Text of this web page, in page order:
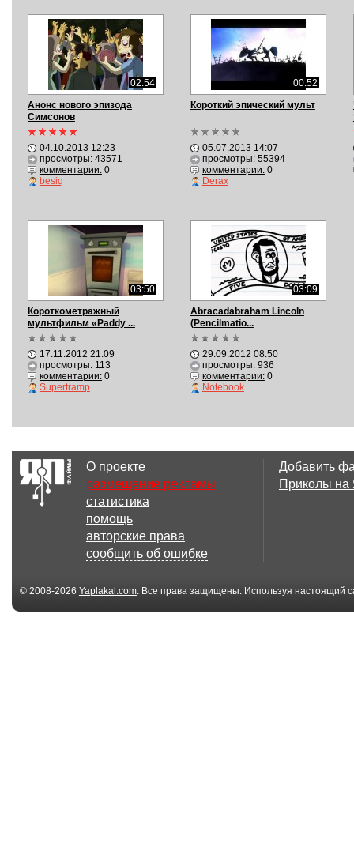
02:54
Анонс нового эпизода
Симсонов
04.10.2013 12:23
просмотры: 43571
комментарии:0
besiq
00:52
Короткий эпический мульт
05.07.2013 14:07
просмотры: 55394
комментарии:0
Derax
03:50
Короткометражный
мультфильм «Paddy ...
17.11.2012 21:09
просмотры: 113
комментарии:0
Supertramp
03:09
Abracadabraham Lincoln
(Pencilmatio...
29.09.2012 08:50
просмотры: 936
комментарии:0
Notebook
О проекте
размещение рекламы
статистика
помощь
авторские права
сообщить об ошибке
Добавить
Приколы
© 2008-2026 Yaplakal.com. Все права защищены. Используя настоящий